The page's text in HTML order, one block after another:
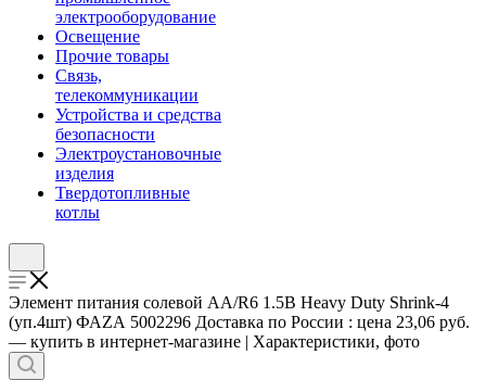
электрооборудование
Освещение
Прочие товары
Связь,
телекоммуникации
Устройства и средства
безопасности
Электроустановочные
изделия
Твердотопливные
котлы
Элемент питания солевой AA/R6 1.5В Heavy Duty Shrink-4
(уп.4шт) ФАZА 5002296 Доставка по России : цена 23,06 руб.
— купить в интернет-магазине | Характеристики, фото